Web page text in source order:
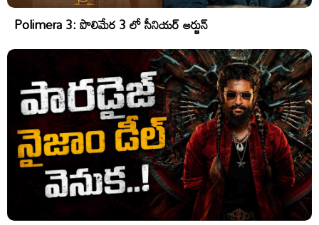
Polimera 3: పొలిమేర 3 లో సీనియర్ అర్జున్